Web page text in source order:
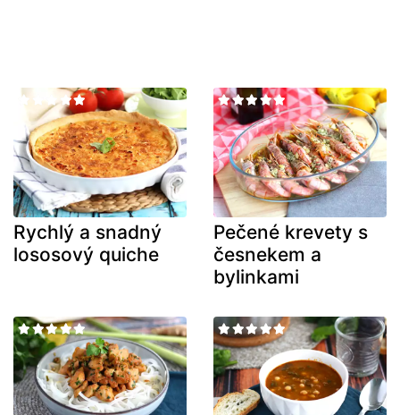
Rychlý a snadný
lososový quiche
Pečené krevety s
česnekem a
bylinkami